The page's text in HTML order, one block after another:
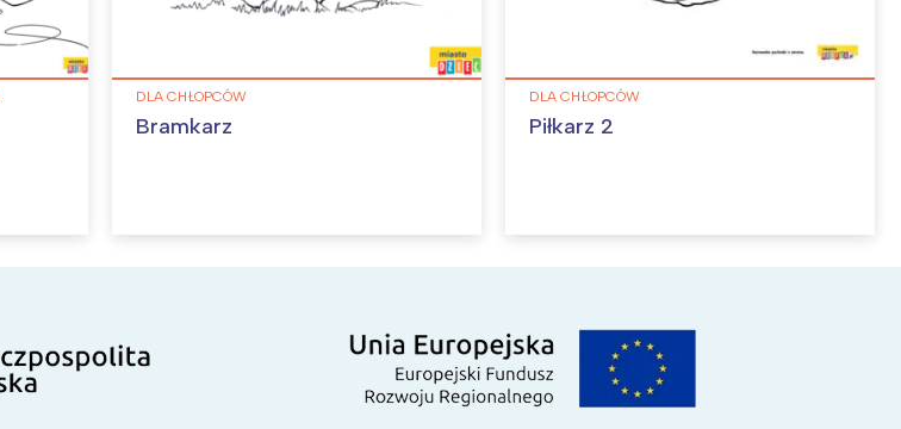
DLA CHŁOPCÓW
Bramkarz
DLA CHŁOPCÓW
Piłkarz 2